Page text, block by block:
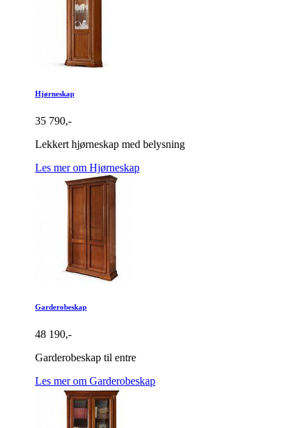
Hjørneskap
35 790,-
Lekkert hjørneskap med belysning
Les mer om Hjørneskap
Garderobeskap
48 190,-
Garderobeskap til entre
Les mer om Garderobeskap